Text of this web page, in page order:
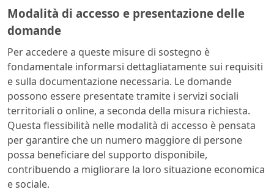
Modalità di accesso e presentazione delle
domande
Per accedere a queste misure di sostegno è
fondamentale informarsi dettagliatamente sui requisiti
e sulla documentazione necessaria. Le domande
possono essere presentate tramite i servizi sociali
territoriali o online, a seconda della misura richiesta.
Questa flessibilità nelle modalità di accesso è pensata
per garantire che un numero maggiore di persone
possa beneficiare del supporto disponibile,
contribuendo a migliorare la loro situazione economica
e sociale.